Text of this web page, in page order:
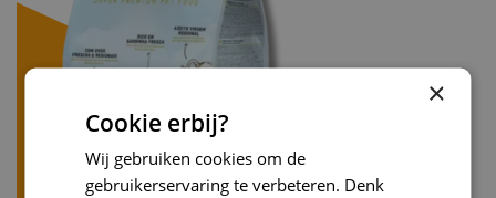
×
Cookie erbij?
Wij gebruiken cookies om de
gebruikerservaring te verbeteren. Denk